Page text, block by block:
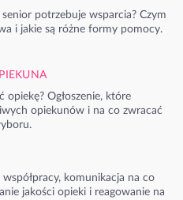
senior potrzebuje wsparcia? Czym
i jakie są różne formy pomocy.
opiekę? Ogłoszenie, które
opiekunów i na co zwracać
współpracy, komunikacja na co
jakości opieki i reagowanie na